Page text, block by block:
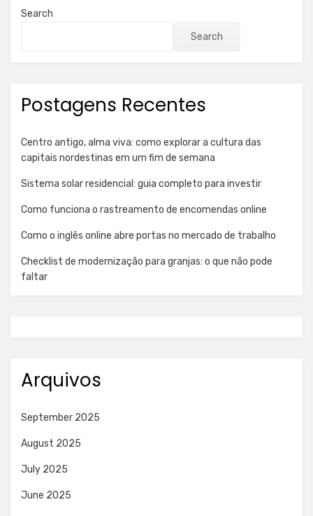
Search
Search
Postagens Recentes
Centro antigo, alma viva: como explorar a cultura das
capitais nordestinas em um fim de semana
Sistema solar residencial: guia completo para investir
Como funciona o rastreamento de encomendas online
Como o inglês online abre portas no mercado de trabalho
Checklist de modernização para granjas: o que não pode
faltar
Arquivos
September 2025
August 2025
July 2025
June 2025